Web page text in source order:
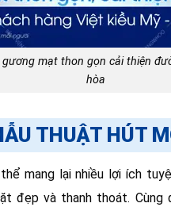
mạt thon gọn cải thiện
hòa
THUẬT HÚT
mang lại nhiều lợi ích
đẹp và thanh thoát.